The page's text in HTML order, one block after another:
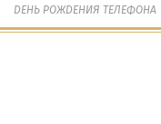
ДЕНЬ РОЖДЕНИЯ ТЕЛЕФОНА